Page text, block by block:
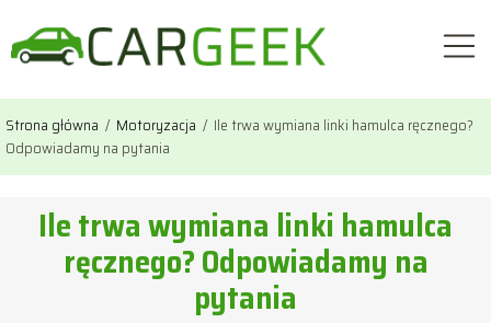
Strona główna / Motoryzacja / Ile trwa wymiana linki hamulca ręcznego?
Odpowiadamy na pytania
Ile trwa wymiana linki hamulca
ręcznego? Odpowiadamy na
pytania